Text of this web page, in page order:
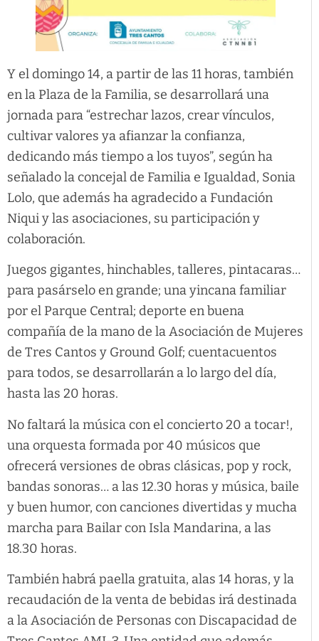
Y el domingo 14, a partir de las 11 horas, también
en la Plaza de la Familia, se desarrollará una
jornada para “estrechar lazos, crear vínculos,
cultivar valores ya afianzar la confianza,
dedicando más tiempo a los tuyos”, según ha
señalado la concejal de Familia e Igualdad, Sonia
Lolo, que además ha agradecido a Fundación
Niqui y las asociaciones, su participación y
colaboración.
Juegos gigantes, hinchables, talleres, pintacaras…
para pasárselo en grande; una yincana familiar
por el Parque Central; deporte en buena
compañía de la mano de la Asociación de Mujeres
de Tres Cantos y Ground Golf; cuentacuentos
para todos, se desarrollarán a lo largo del día,
hasta las 20 horas.
No faltará la música con el concierto 20 a tocar!,
una orquesta formada por 40 músicos que
ofrecerá versiones de obras clásicas, pop y rock,
bandas sonoras… a las 12.30 horas y música, baile
y buen humor, con canciones divertidas y mucha
marcha para Bailar con Isla Mandarina, a las
18.30 horas.
También habrá paella gratuita, alas 14 horas, y la
recaudación de la venta de bebidas irá destinada
a la Asociación de Personas con Discapacidad de